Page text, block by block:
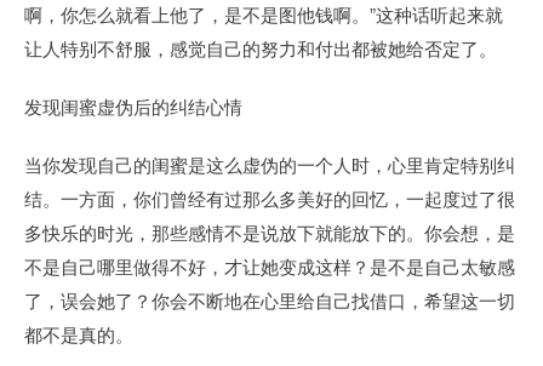
啊，你怎么就看上他了，是不是图他钱啊。”这种话听起来就
让人特别不舒服，感觉自己的努力和付出都被她给否定了。
发现闺蜜虚伪后的纠结心情
当你发现自己的闺蜜是这么虚伪的一个人时，心里肯定特别纠
结。一方面，你们曾经有过那么多美好的回忆，一起度过了很
多快乐的时光，那些感情不是说放下就能放下的。你会想，是
不是自己哪里做得不好，才让她变成这样？是不是自己太敏感
了，误会她了？你会不断地在心里给自己找借口，希望这一切
都不是真的。